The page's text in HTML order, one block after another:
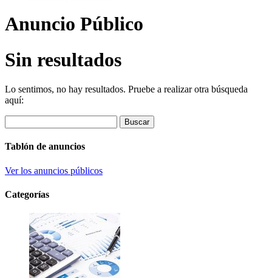
Anuncio Público
Sin resultados
Lo sentimos, no hay resultados. Pruebe a realizar otra búsqueda
aquí:
Buscar
Tablón de anuncios
Ver los anuncios públicos
Categorías